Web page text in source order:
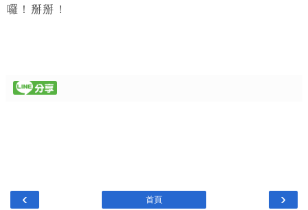
囉！掰掰！
‹ ›
首頁